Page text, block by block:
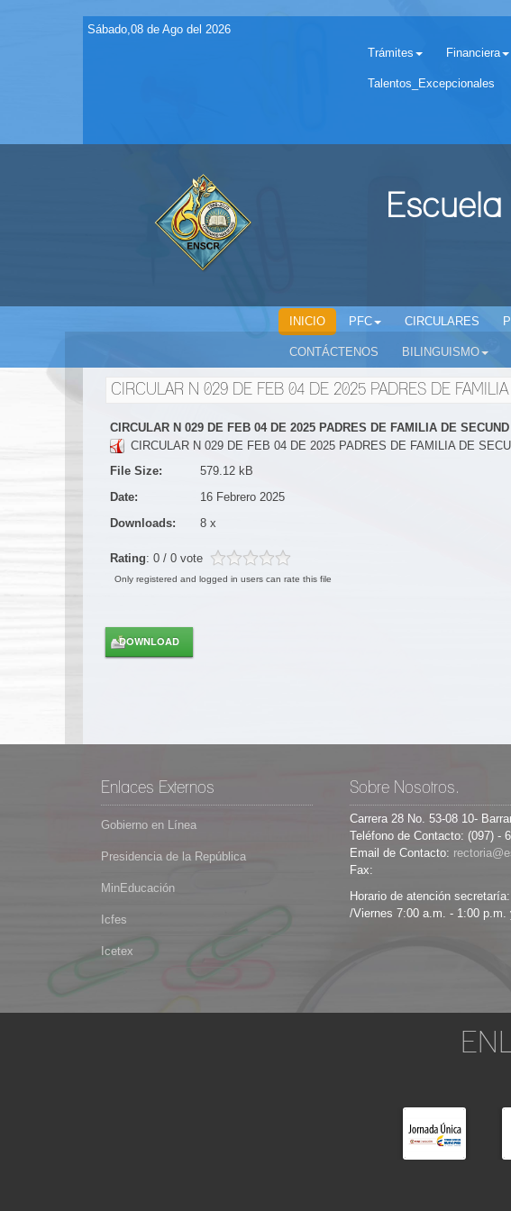
Sábado,08 de Ago del 2026
Trámites
Financiera
Talentos_Excepcionales
INICIO PFC CIRCULARES
CONTÁCTENOS BILINGUISMO
CIRCULAR N 029 DE FEB 04 DE 2025 PADRES DE
CIRCULAR N 029 DE FEB 04 DE 2025 PADRES DE FAMILIA DE
CIRCULAR N 029 DE FEB 04 DE 2025 PADRES DE FAMILIA DE
File Size:
579.12 kB
Date:
16 Febrero 2025
Downloads:
8 x
Rating: 0 / 0 vote
Only registered and logged in users can rate this file
Enlaces Externos
Gobierno en Línea
Presidencia de la República
MinEducación
Icfes
Icetex
Sobre Nosotros.
Carrera 28 No. 53-08 10-
Teléfono de Contacto: (097) -
Email de Contacto:
Fax:
Horario de atención
/Viernes 7:00 a.m. - 1:00 p.m.